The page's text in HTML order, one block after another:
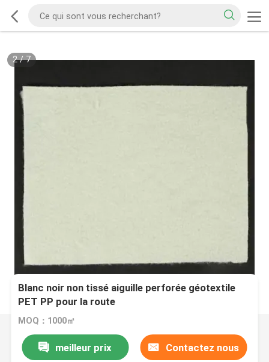
2/7
Blanc noir non tissé aiguille perforée géotextile
PET PP pour la route
MOQ：1000㎡
meilleur prix Contactez nous